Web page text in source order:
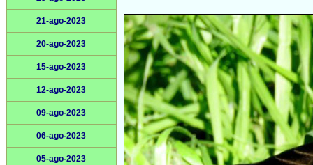
21-ago-2023
20-ago-2023
15-ago-2023
12-ago-2023
09-ago-2023
06-ago-2023
05-ago-2023